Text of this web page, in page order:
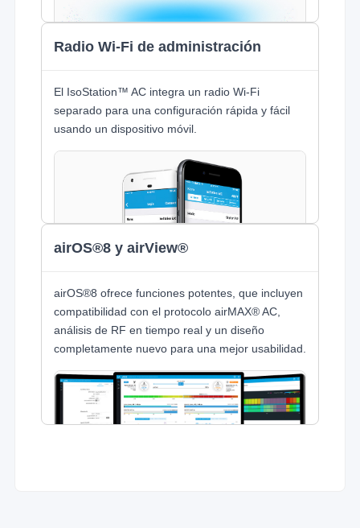
Radio Wi-Fi de administración
El IsoStation™ AC integra un radio Wi-Fi
separado para una configuración rápida y fácil
usando un dispositivo móvil.
airOS®8 y airView®
airOS®8 ofrece funciones potentes, que incluyen
compatibilidad con el protocolo airMAX® AC,
análisis de RF en tiempo real y un diseño
completamente nuevo para una mejor usabilidad.